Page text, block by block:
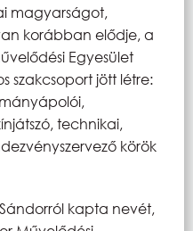
magyarságot,
korábban elődje, a
Egyesület
szakcsoport jött létre:
technikai,
körök
kapta nevét,